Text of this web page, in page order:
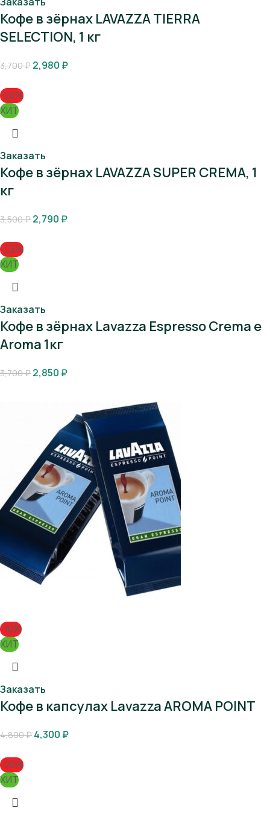
Кофе в зёрнах LAVAZZA TIERRA
SELECTION, 1 кг
3,700₽ 2,980 ₽
-20%
ХИТ
Заказать
Кофе в зёрнах LAVAZZA SUPER CREMA, 1
кг
3,500₽ 2,790 ₽
-23%
ХИТ
Заказать
Кофе в зёрнах Lavazza Espresso Crema e
Aroma 1кг
3,700₽ 2,850 ₽
-10%
ХИТ
Заказать
Кофе в капсулах Lavazza AROMA POINT
4,800₽ 4,300 ₽
-20%
ХИТ